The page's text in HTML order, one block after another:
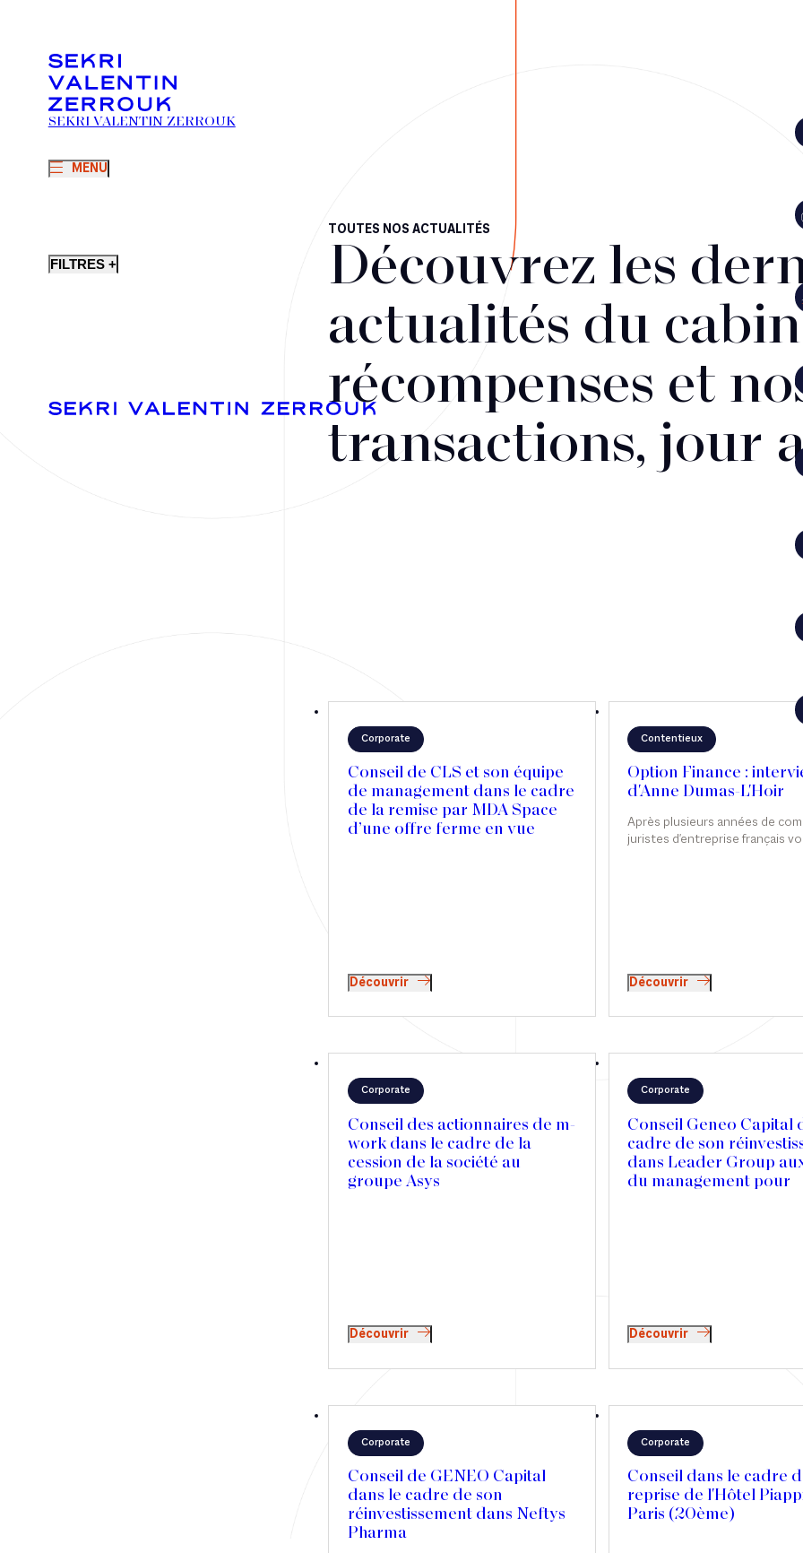
MENU
SEKRI VALENTIN ZERROUK
FILTRES +
TOUTES NOS ACTUALITÉS
Découvrez les
actualités du
récompenses et
transactions, jour
Corporate
Conseil de CLS et son équipe
de management dans le cadre
de la remise par MDA Space
d’une offre ferme en vue
Découvrir
Contentieux
Après plusieurs années de
juristes d'entreprise français
Option Finance :
d'Anne Dumas-L'Hoir
Découvrir
Corporate
Conseil des actionnaires de m-
work dans le cadre de la
cession de la société au
groupe Asys
Découvrir
Corporate
Conseil Geneo Capital
cadre de son
dans Leader Group
du management pour
Découvrir
Corporate
Conseil de GENEO Capital
dans le cadre de son
réinvestissement dans Neftys
Pharma
Corporate
Conseil dans le cadre
reprise de l'Hôtel
Paris (20ème)